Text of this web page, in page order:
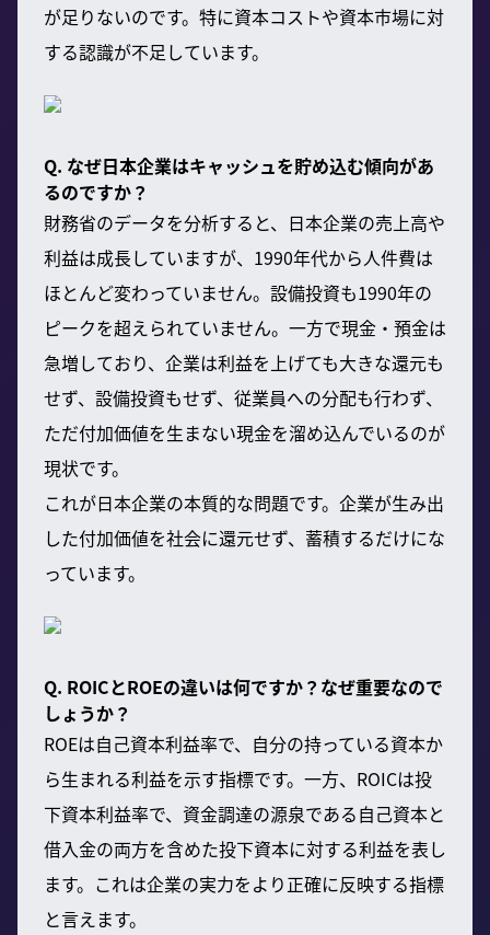
が足りないのです。特に資本コストや資本市場に対
する認識が不足しています。
Q. なぜ日本企業はキャッシュを貯め込む傾向があ
るのですか？
財務省のデータを分析すると、日本企業の売上高や
利益は成長していますが、1990年代から人件費は
ほとんど変わっていません。設備投資も1990年の
ピークを超えられていません。一方で現金・預金は
急増しており、企業は利益を上げても大きな還元も
せず、設備投資もせず、従業員への分配も行わず、
ただ付加価値を生まない現金を溜め込んでいるのが
現状です。
これが日本企業の本質的な問題です。企業が生み出
した付加価値を社会に還元せず、蓄積するだけにな
っています。
Q. ROICとROEの違いは何ですか？なぜ重要なので
しょうか？
ROEは自己資本利益率で、自分の持っている資本か
ら生まれる利益を示す指標です。一方、ROICは投
下資本利益率で、資金調達の源泉である自己資本と
借入金の両方を含めた投下資本に対する利益を表し
ます。これは企業の実力をより正確に反映する指標
と言えます。